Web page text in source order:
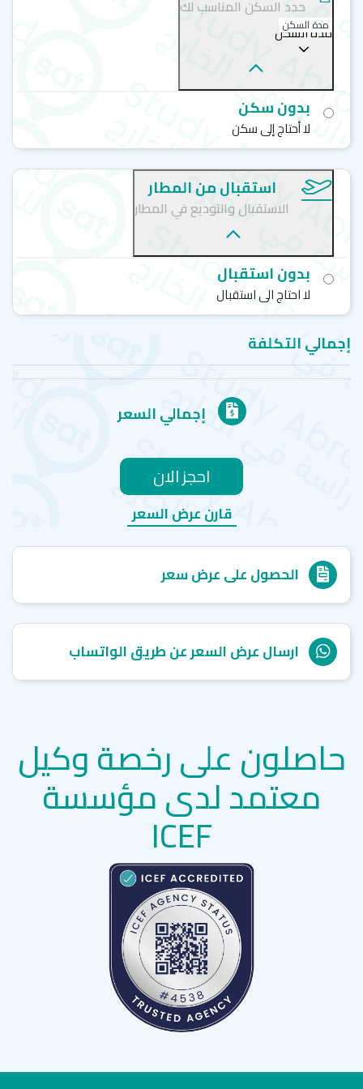
تعليمية فريدة ومختلفة تمامًا، تصب بالكامل في تحقيق نتائج
سريعة وملموسة.
البرامج المتاحة في فرع جوانزو تشمل: فصولاً مكثفة طوال أيام
الأسبوع (من الاثنين إلى الجمعة)، مع إمكانية اختيار تعلّم الحروف
الصينية أو الاقتصار على المحادثة، بالإضافة إلى دروس خصوصية
للأفراد أو للمجموعات الصغيرة، ورحلات تعليمية، ومعسكرات
صيفية مخصصة للصغار واليافعين. يستطيع جميع الراغبين في
أسبوعين وحتى سنة أو أكثر للالتحاق بهذه البرامج.
جوانزو.. حيث تلتقي متعة العيش بجودة تعلم
الصينية
تُعتبر مدينة جوانزو ، المركز الثقافي والاقتصادي لجنوب الصين،
وجهة ممتازة للطلاب الراغبين في دراسة اللغة الصينية، لا سيما
مع افتتاح فروع لمدارس عالمية مثل "ماندرين هاوس" التي
نفسها مدينة نابضة بالحياة، تجمع بين الحداثة المتألقة والسحر
القديم، ويقطنها 13 مليون نسمة، مما يمنح الطالب فرصة
فريدة لممارسة اللغة خارج الصف الدراسي. وبفضل قربها من
هونغ كونغ وماكاو وشنتشن، يمكن للطلاب استكشاف
المنطقة بسهولة، كما توفر المدرسة خيارات سكن مرنة تشمل
للطلاب. إن إتقان اللغة الصينية في مدينة نابضة بالحياة مثل
كوانزو يفتح آفاقًا أكاديمية ومهنية واسعة.
حدد السكن المناسب لك
مدة السكن
مدة السكن
بدون سكن
لا أحتاج إلى سكن
استقبال من المطار
الاستقبال والتوديع في المطار
بدون استقبال
لا احتاج الى استقبال
إجمالي التكلفة
إجمالي السعر
احجز الان
قارن عرض السعر
الحصول على عرض سعر
ارسال عرض السعر عن طريق الواتساب
حاصلون على رخصة وكيل
معتمد لدى مؤسسة
ICEF